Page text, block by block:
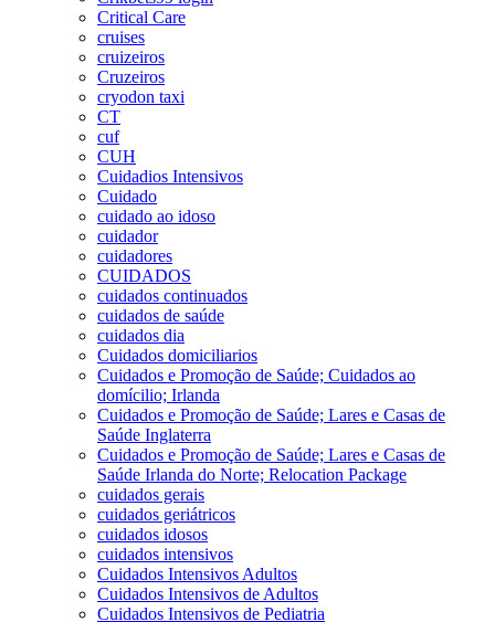
Critical Care
cruises
cruizeiros
Cruzeiros
cryodon taxi
CT
cuf
CUH
Cuidadios Intensivos
Cuidado
cuidado ao idoso
cuidador
cuidadores
CUIDADOS
cuidados continuados
cuidados de saúde
cuidados dia
Cuidados domiciliarios
Cuidados e Promoção de Saúde; Cuidados ao
domícilio; Irlanda
Cuidados e Promoção de Saúde; Lares e Casas de
Saúde Inglaterra
Cuidados e Promoção de Saúde; Lares e Casas de
Saúde Irlanda do Norte; Relocation Package
cuidados gerais
cuidados geriátricos
cuidados idosos
cuidados intensivos
Cuidados Intensivos Adultos
Cuidados Intensivos de Adultos
Cuidados Intensivos de Pediatria